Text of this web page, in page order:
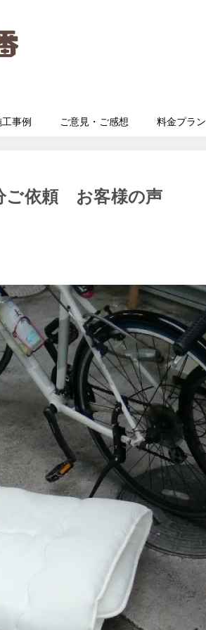
事例 ご意見・ご感想 料金プラン
ご依頼 お客様の声